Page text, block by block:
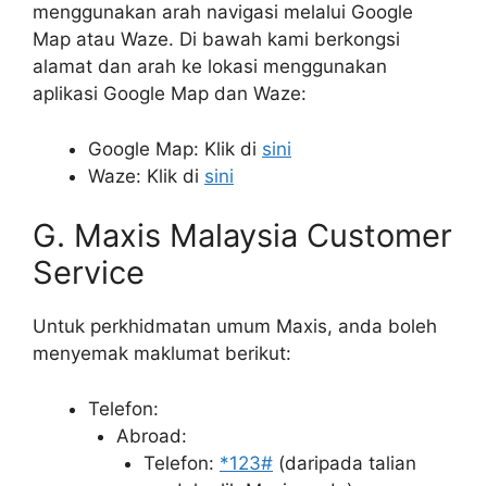
menggunakan arah navigasi melalui Google
Map atau Waze. Di bawah kami berkongsi
alamat dan arah ke lokasi menggunakan
aplikasi Google Map dan Waze:
Google Map: Klik di sini
Waze: Klik di sini
G. Maxis Malaysia Customer
Service
Untuk perkhidmatan umum Maxis, anda boleh
menyemak maklumat berikut:
Telefon:
Abroad:
Telefon: *123# (daripada talian